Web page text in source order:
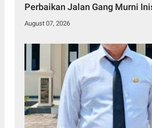
Perbaikan Jalan Gang Murni
Murid
August 07, 2026